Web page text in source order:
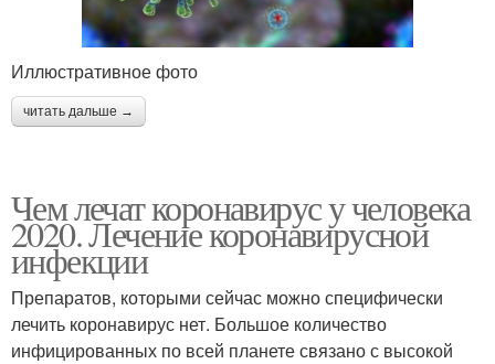
Иллюстративное фото
читать дальше →
Чем лечат коронавирус у человека
2020. Лечение коронавирусной
инфекции
Препаратов, которыми сейчас можно специфически
лечить коронавирус нет. Большое количество
инфицированных по всей планете связано с высокой